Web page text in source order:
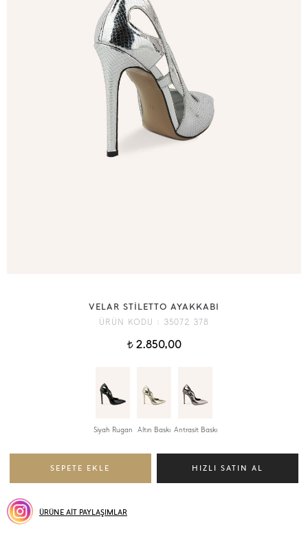
VELAR STİLETTO AYAKKABI
ÜRÜN KODU : 35072 378
t2.850,00
Siyah Rugan Altın Baskı Antrasit Baskı
ÜRÜNE AİT PAYLAŞIMLAR